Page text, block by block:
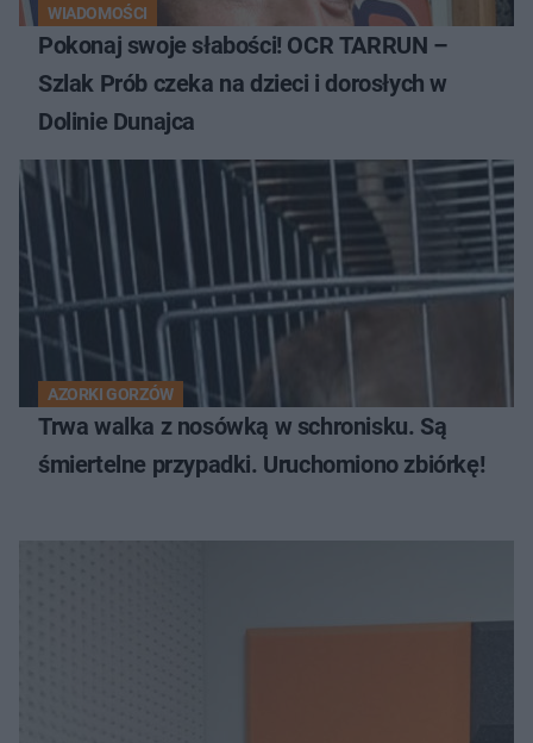
WIADOMOŚCI
Pokonaj swoje słabości! OCR TARRUN –
Szlak Prób czeka na dzieci i dorosłych w
Dolinie Dunajca
AZORKI GORZÓW
Trwa walka z nosówką w schronisku. Są
śmiertelne przypadki. Uruchomiono zbiórkę!